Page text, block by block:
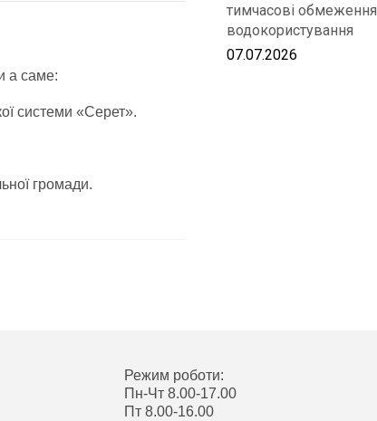
а саме:
системи «Серет».
громади.
тимчасові обмеження
водокористування
07.07.2026
Режим роботи:
Пн-Чт 8.00-17.00
Пт 8.00-16.00